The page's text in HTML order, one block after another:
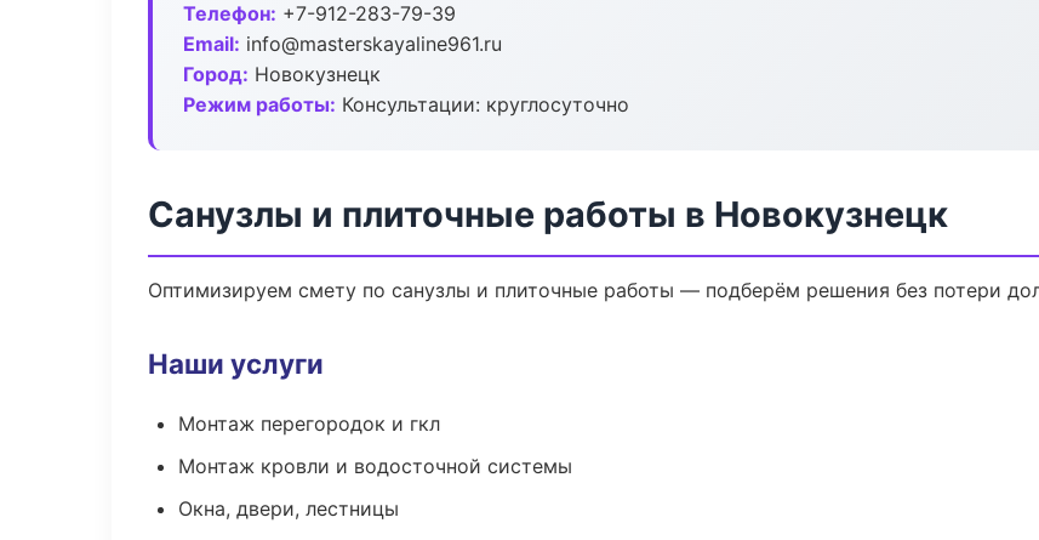
Телефон: +7-912-283-79-39
Email: info@masterskayaline961.ru
Город: Новокузнецк
Режим работы: Консультации: круглосуточно
Санузлы и плиточные работы в Новокузнецк
Оптимизируем смету по санузлы и плиточные работы — подберём решения без потери
Наши услуги
Монтаж перегородок и гкл
Монтаж кровли и водосточной системы
Окна, двери, лестницы